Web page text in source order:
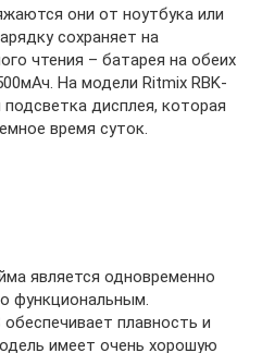
они от ноутбука или
сохраняет на
чтения – батарея на обеих
На модели Ritmix RBK-
дисплея, которая
время суток.
является одновременно
функциональным.
плавность и
имеет очень хорошую